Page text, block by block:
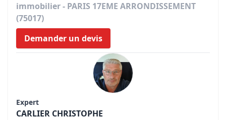
immobilier - PARIS 17EME ARRONDISSEMENT
(75017)
Demander un devis
Expert
CARLIER CHRISTOPHE